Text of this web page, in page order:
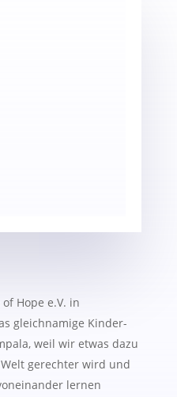
Hope e.V. in
gleichnamige Kinder-
weil wir etwas dazu
gerechter wird und
lernen